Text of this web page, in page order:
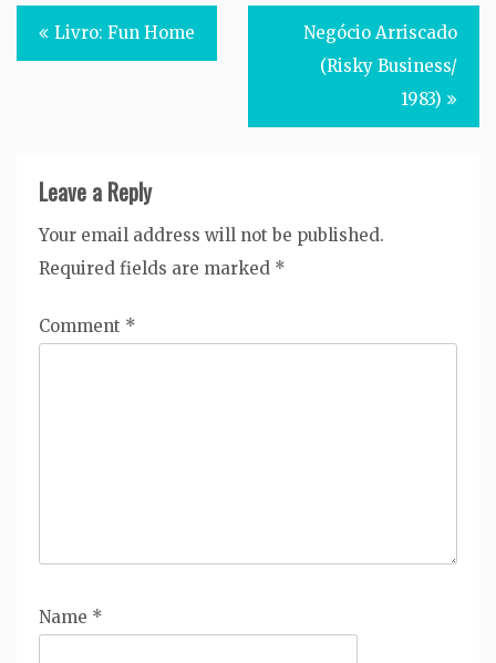
Post
navigation
Livro: Fun Home
Negócio Arriscado
(Risky Business/
1983)
Leave a Reply
Your email address will not be published.
Required fields are marked *
Comment *
Name *